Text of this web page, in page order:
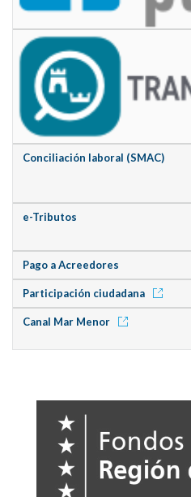
Conciliación laboral (SMAC)
e-Tributos
Pago a Acreedores
Participación ciudadana
Canal Mar Menor